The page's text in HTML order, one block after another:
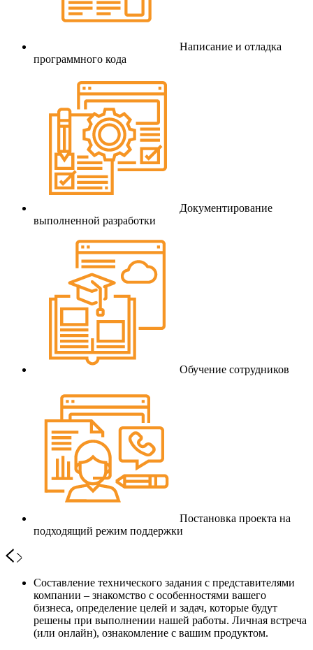
Написание и отладка
программного кода
Документирование
выполненной разработки
Обучение сотрудников
Постановка проекта на
подходящий режим поддержки
Составление технического задания с представителями
компании – знакомство с особенностями вашего
бизнеса, определение целей и задач, которые будут
решены при выполнении нашей работы. Личная встреча
(или онлайн), ознакомление с вашим продуктом.